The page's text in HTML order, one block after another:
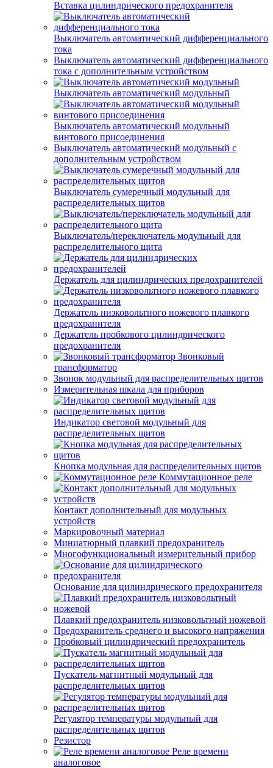
Вставка цилиндрического предохранителя
Выключатель автоматический дифференциального
тока
Выключатель автоматический дифференциального
тока с дополнительным устройством
Выключатель автоматический модульный
Выключатель автоматический модульный
винтового присоединения
Выключатель автоматический модульный с
дополнительным устройством
Выключатель сумеречный модульный для
распределительных щитов
Выключатель/переключатель модульный для
распределительного щита
Держатель для цилиндрических предохранителей
Держатель низковольтного ножевого плавкого
предохранителя
Держатель пробкового цилиндрического
предохранителя
Звонковый
трансформатор
Звонок модульный для распределительных щитов
Измерительная шкала для приборов
Индикатор световой модульный для
распределительных щитов
Кнопка модульная для распределительных щитов
Коммутационное реле
Контакт дополнительный для модульных
устройств
Маркировочный материал
Миниатюрный плавкий предохранитель
Многофункциональный измерительный прибор
Основание для цилиндрического предохранителя
Плавкий предохранитель низковольтный ножевой
Предохранитель среднего и высокого напряжения
Пробковый цилиндрический предохранитель
Пускатель магнитный модульный для
распределительных щитов
Регулятор температуры модульный для
распределительных щитов
Резистор
Реле времени
аналоговое